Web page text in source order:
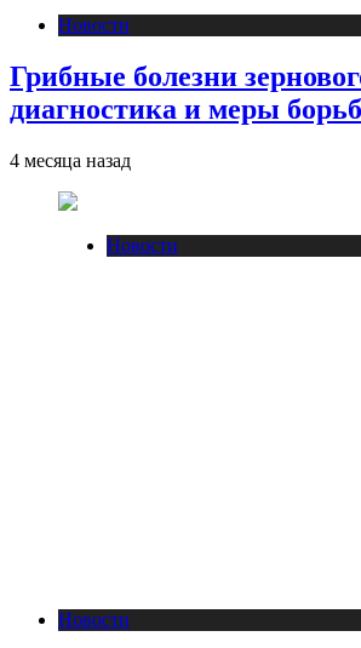
Новости
Грибные болезни
диагностика и меры
4 месяца назад
Новости
Новости